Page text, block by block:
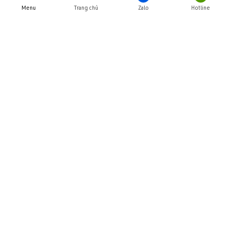
Menu Trang chủ Zalo Hotline